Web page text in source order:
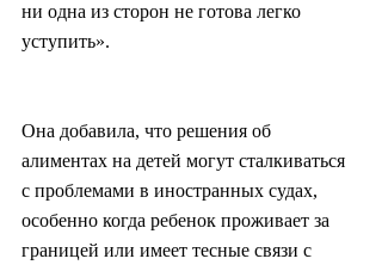
ни одна из сторон не готова легко
уступить».
Она добавила, что решения об
алиментах на детей могут сталкиваться
с проблемами в иностранных судах,
особенно когда ребенок проживает за
границей или имеет тесные связи с